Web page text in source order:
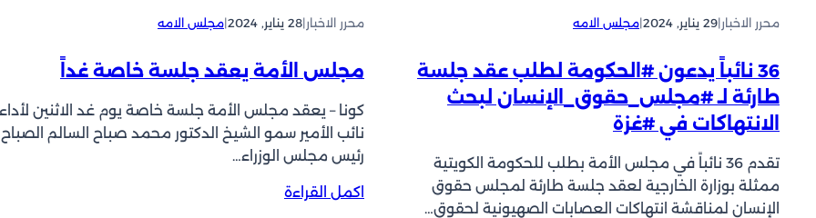
ل
ض
ا
ل
س
ن
إ
ك
ل
ا
ف
و
:
س
م
ن
ا
ئ
ب
ا
ع
ل
م
ص
ا
ت
ل
محرر الاخبار|29 يناير, 2024 |مجلس الامه
36 نائباً يدعون #الحكومة لطلب عقد جلسة
طارئة لـ #مجلس_حقوق_الإنسان لبحث
الانتهاكات في #غزة
تقدم 36 نائباً في مجلس الأمة بطلب للحكومة الكويتية
ممثلة بوزارة الخارجية لعقد جلسة طارئة لمجلس حقوق
الإنسان لمناقشة انتهاكات العصابات الصهيونية لحقوق…
محرر الاخبار|28 يناير, 2024 |مجلس الامه
مجلس الأمة يعقد جلسة خاصة غداً
كونا – يعقد مجلس الأمة جلسة خاصة يوم غد الاثنين لأداء
نائب الأمير سمو الشيخ الدكتور محمد صباح السالم الصباح
رئيس مجلس الوزراء…
اكمل القراءة
: